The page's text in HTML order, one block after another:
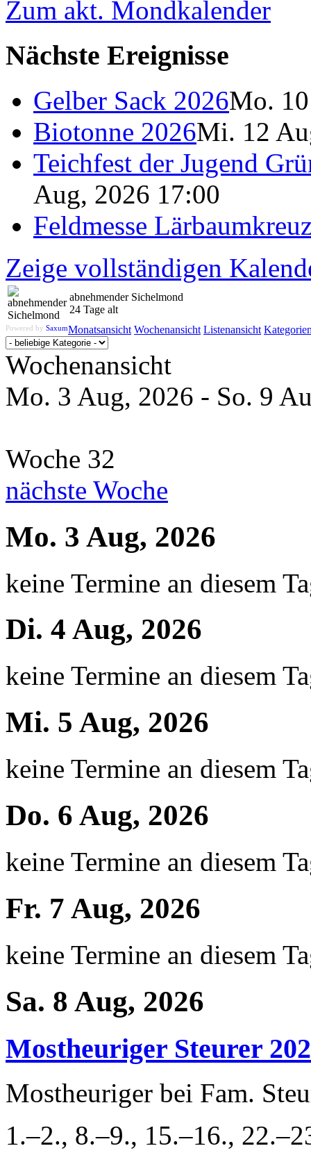
Zum akt. Mondkalender
Nächste Ereignisse
Gelber Sack 2026Mo.
Biotonne 2026Mi. 12
Teichfest der Jugend
Aug, 2026 17:00
Feldmesse
Zeige vollständigen
abnehmender Sichelmond
24 Tage alt
Powered by SaxumMonatsansicht Wochenansicht Listenansicht
Wochenansicht
Mo. 3 Aug, 2026 - So. 9
Woche 32
nächste Woche
Mo. 3 Aug, 2026
keine Termine an diesem
Di. 4 Aug, 2026
keine Termine an diesem
Mi. 5 Aug, 2026
keine Termine an diesem
Do. 6 Aug, 2026
keine Termine an diesem
Fr. 7 Aug, 2026
keine Termine an diesem
Sa. 8 Aug, 2026
Mostheuriger Steurer
Mostheuriger bei Fam.
1.–2., 8.–9., 15.–16.,